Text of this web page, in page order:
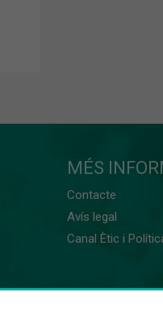
MÉS
Contacte
Avís legal
Canal Ètic i